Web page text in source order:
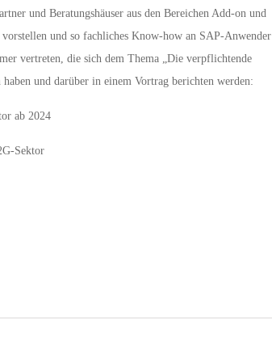
und Beratungshäuser aus den Bereichen Add-on und
und so fachliches Know-how an SAP-Anwender
vertreten, die sich dem Thema „Die verpflichtende
und darüber in einem Vortrag berichten werden:
ab 2024
Sektor